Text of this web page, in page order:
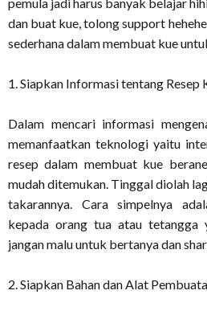
dan buat kue, tolong support
sederhana dalam membuat kue
1. Siapkan Informasi tentang Resep
Dalam mencari informasi
memanfaatkan teknologi yaitu
resep dalam membuat kue
mudah ditemukan. Tinggal diolah
takarannya. Cara simpelnya
kepada orang tua atau tetangga
jangan malu untuk bertanya dan
2. Siapkan Bahan dan Alat